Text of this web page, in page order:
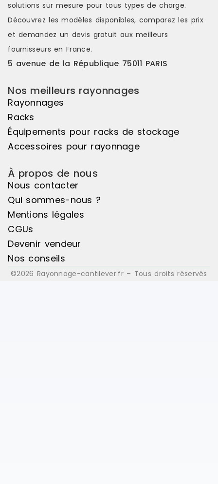
solutions sur mesure pour tous types de charge.
Découvrez les modèles disponibles, comparez les prix
et demandez un devis gratuit aux meilleurs
fournisseurs en France.
5 avenue de la République 75011 PARIS
Nos meilleurs rayonnages
Rayonnages
Racks
Équipements pour racks de stockage
Accessoires pour rayonnage
À propos de nous
Nous contacter
Qui sommes-nous ?
Mentions légales
CGUs
Devenir vendeur
Nos conseils
©2026 Rayonnage-cantilever.fr – Tous droits réservés